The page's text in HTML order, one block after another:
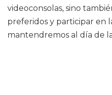
videoconsolas, sino
preferidos y participar en
mantendremos al día de